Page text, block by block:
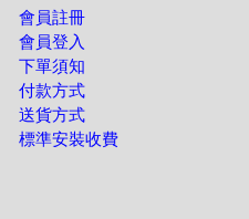
會員註冊
會員登入
下單須知
付款方式
送貨方式
標準安裝收費